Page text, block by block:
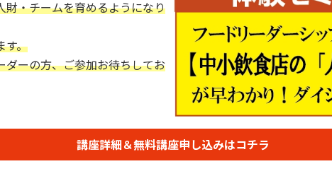
財・チームを育めるようになり
す。
ダーの方、ご参加お待ちしてお
講座詳細＆無料講座申し込みはコチラ